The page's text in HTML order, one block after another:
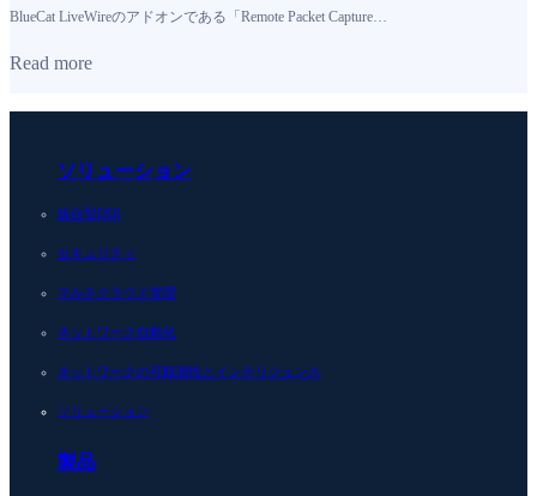
BlueCat LiveWireのアドオンである「Remote Packet Capture…
Read more
ソリューション
統合型DDI
セキュリティ
マルチクラウド管理
ネットワーク自動化
ネットワークの可観測性とインテリジェンス
ソリューション
製品